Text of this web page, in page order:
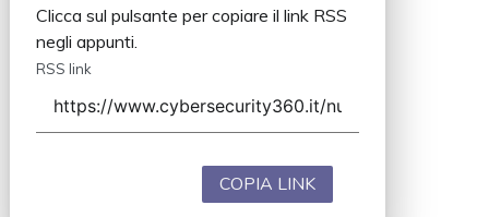
Clicca sul pulsante per copiare il link RSS
negli appunti.
RSS link
COPIA LINK